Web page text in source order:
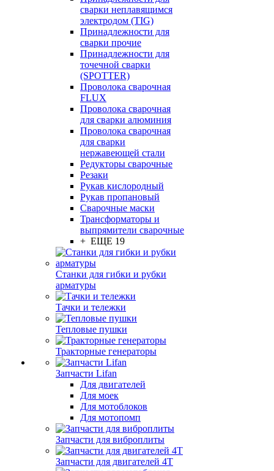
сварки неплавящимся
электродом (TIG)
Принадлежности для
сварки прочие
Принадлежности для
точечной сварки
(SPOTTER)
Проволока сварочная
FLUX
Проволока сварочная
для сварки алюминия
Проволока сварочная
для сварки
нержавеющей стали
Редукторы сварочные
Резаки
Рукав кислородный
Рукав пропановый
Сварочные маски
Трансформаторы и
выпрямители сварочные
+ ЕЩЕ 19
Станки для гибки и рубки
арматуры
Тачки и тележки
Тепловые пушки
Тракторные генераторы
Запчасти Lifan
Для двигателей
Для моек
Для мотоблоков
Для мотопомп
Запчасти для виброплиты
Запчасти для двигателей 4Т